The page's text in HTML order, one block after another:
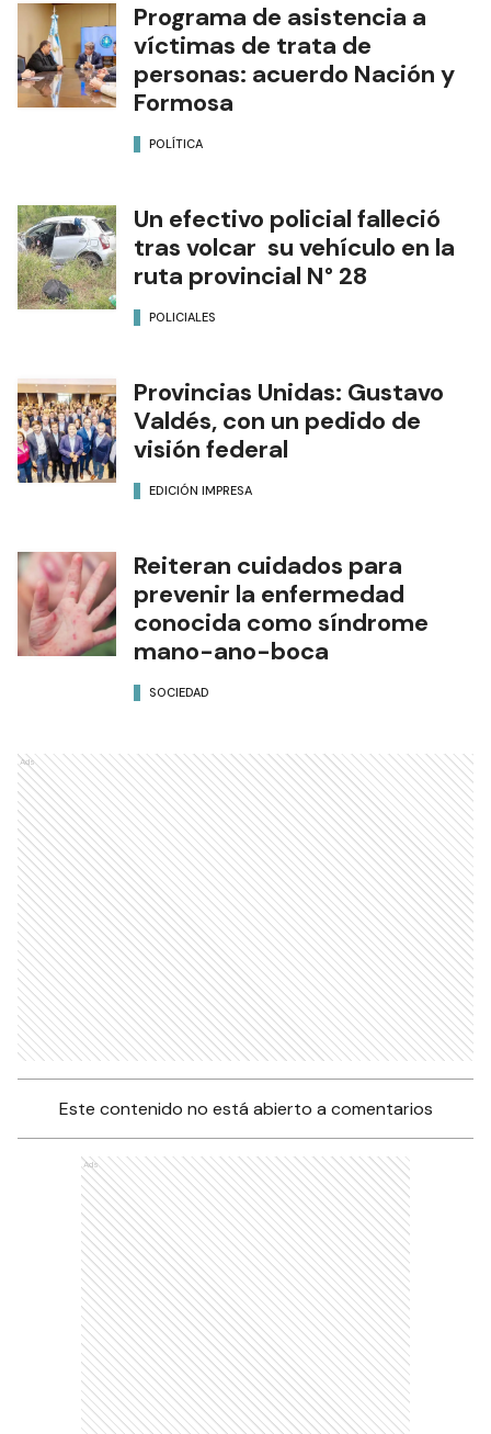
Programa de asistencia a
víctimas de trata de
personas: acuerdo Nación y
Formosa
POLÍTICA
Un efectivo policial falleció
tras volcar su vehículo en la
ruta provincial N° 28
POLICIALES
Provincias Unidas: Gustavo
Valdés, con un pedido de
visión federal
EDICIÓN IMPRESA
Reiteran cuidados para
prevenir la enfermedad
conocida como síndrome
mano-ano-boca
SOCIEDAD
Ads
Este contenido no está abierto a comentarios
Ads